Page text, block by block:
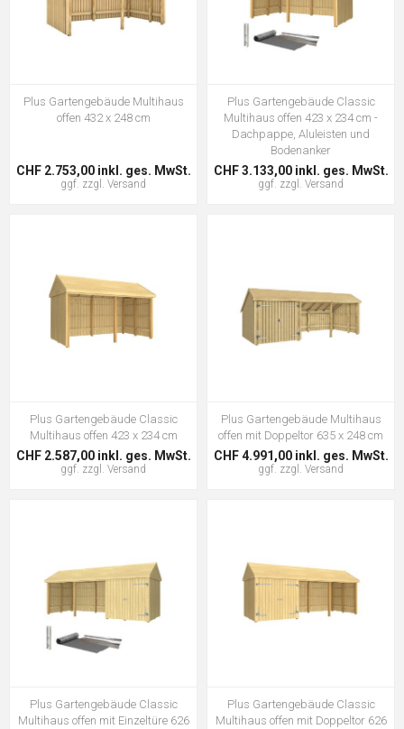
Plus Gartengebäude Multihaus
offen 432 x 248 cm
CHF 2.753,00 inkl. ges. MwSt.
ggf. zzgl. Versand
Plus Gartengebäude Classic
Multihaus offen 423 x 234 cm -
Dachpappe, Aluleisten und
Bodenanker
CHF 3.133,00 inkl. ges. MwSt.
ggf. zzgl. Versand
Plus Gartengebäude Classic
Multihaus offen 423 x 234 cm
CHF 2.587,00 inkl. ges. MwSt.
ggf. zzgl. Versand
Plus Gartengebäude Multihaus
offen mit Doppeltor 635 x 248 cm
CHF 4.991,00 inkl. ges. MwSt.
ggf. zzgl. Versand
Plus Gartengebäude Classic
Multihaus offen mit Einzeltüre 626
Plus Gartengebäude Classic
Multihaus offen mit Doppeltor 626